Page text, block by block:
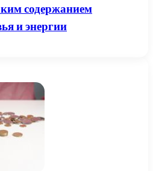
содержанием
и энергии